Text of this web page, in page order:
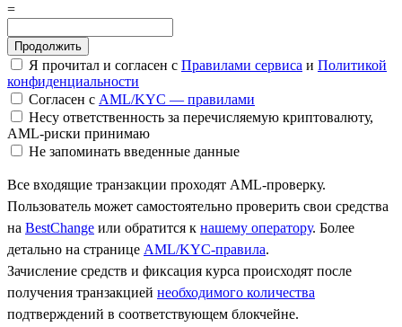
=
Я прочитал и согласен с Правилами сервиса и Политикой
конфиденциальности
Согласен с AML/KYC — правилами
Несу ответственность за перечисляемую криптовалюту,
AML-риски принимаю
Не запоминать введенные данные
Все входящие транзакции проходят AML-проверку.
Пользователь может самостоятельно проверить свои средства
на BestChange или обратится к нашему оператору. Более
детально на странице AML/KYC-правила.
Зачисление средств и фиксация курса происходят после
получения транзакцией необходимого количества
подтверждений в соответствующем блокчейне.